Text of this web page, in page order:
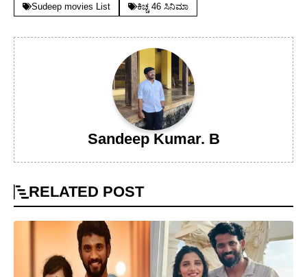
Sudeep movies List
ಕಿಚ್ಚ 46 ಸಿನಿಮಾ
Sandeep Kumar. B
RELATED POST